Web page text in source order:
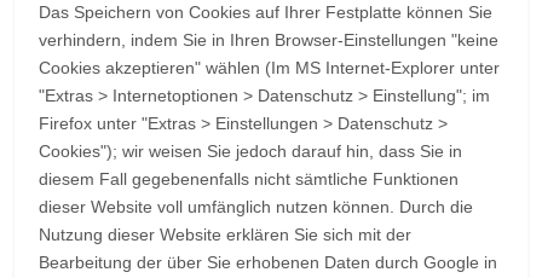
Das Speichern von Cookies auf Ihrer Festplatte können Sie
verhindern, indem Sie in Ihren Browser-Einstellungen "keine
Cookies akzeptieren" wählen (Im MS Internet-Explorer unter
"Extras > Internetoptionen > Datenschutz > Einstellung"; im
Firefox unter "Extras > Einstellungen > Datenschutz >
Cookies"); wir weisen Sie jedoch darauf hin, dass Sie in
diesem Fall gegebenenfalls nicht sämtliche Funktionen
dieser Website voll umfänglich nutzen können. Durch die
Nutzung dieser Website erklären Sie sich mit der
Bearbeitung der über Sie erhobenen Daten durch Google in